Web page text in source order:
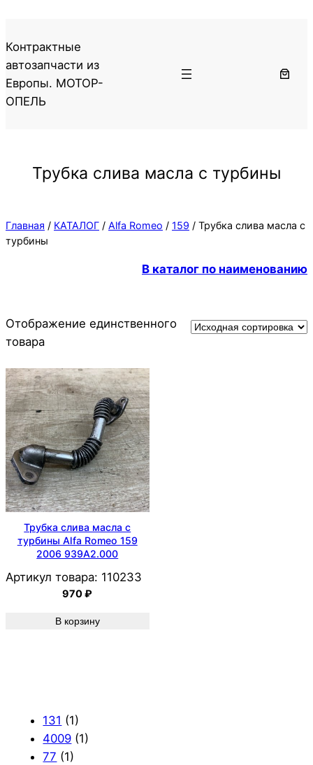
Контрактные
автозапчасти из
Европы. МОТОР-
ОПЕЛЬ
Трубка слива масла с турбины
Главная / КАТАЛОГ / Alfa Romeo / 159 / Трубка слива масла с
турбины
В каталог по наименованию
Отображение единственного
товара
Трубка слива масла с
турбины Alfa Romeo 159
2006 939A2.000
Артикул товара: 110233
970₽
В корзину
131 (1)
4009 (1)
77 (1)